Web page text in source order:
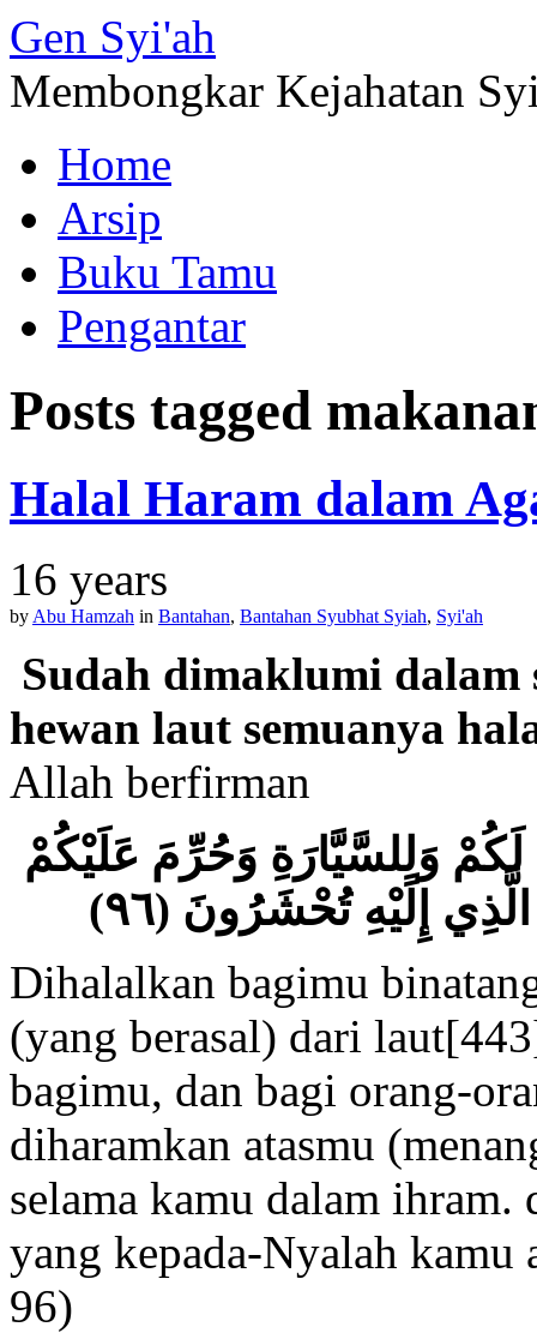
Gen Syi'ah
Membongkar Kejahatan
Home
Arsip
Buku Tamu
Pengantar
Posts tagged
Halal Haram dalam
16 years
by Abu Hamzah in Bantahan, Bantahan Syubhat Syiah, Syi'ah
Sudah dimaklumi
hewan laut semuanya
Allah berfirman
وَلِلسَّيَّارَةِ وَحُرِّمَ عَلَيْكُمْ
إِلَيْهِ تُحْشَرُونَ (٩٦)
Dihalalkan bagimu
(yang berasal) dari
bagimu, dan bagi orang-
diharamkan atasmu
selama kamu dalam
yang kepada-Nyalah
96)